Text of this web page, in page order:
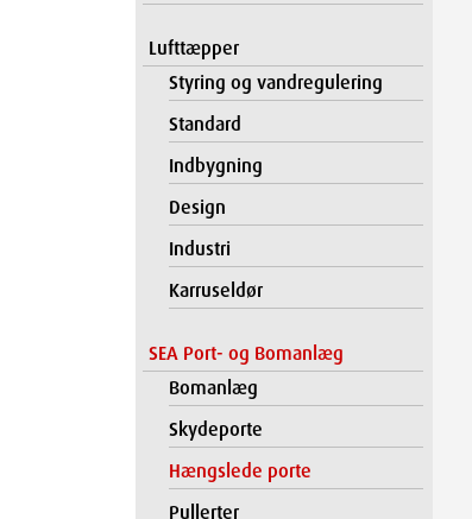
Lufttæpper
Styring og vandregulering
Standard
Indbygning
Design
Industri
Karruseldør
SEA Port- og Bomanlæg
Bomanlæg
Skydeporte
Hængslede porte
Pullerter